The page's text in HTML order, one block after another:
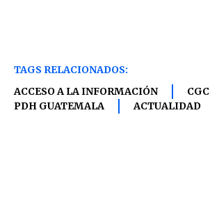
TAGS RELACIONADOS:
ACCESO A LA INFORMACIÓN
CGC
PDH GUATEMALA
ACTUALIDAD